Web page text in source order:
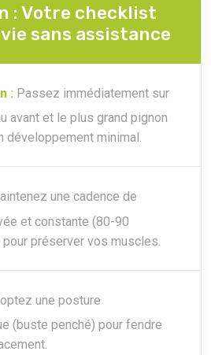
: Votre checklist
sans assistance
: Passez immédiatement sur
avant et le plus grand pignon
développement minimal.
une cadence de
et constante (80-90
préserver vos muscles.
une posture
(buste penché) pour fendre